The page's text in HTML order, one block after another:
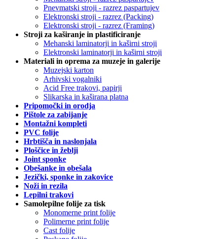
Pnevmatski stroji - razrez paspartujev
Elektronski stroji - razrez (Packing)
Elektronski stroji - razrez (Framing)
Stroji za kaširanje in plastificiranje
Mehanski laminatorji in kaširni stroji
Elektronski laminatorji in kaširni stroji
Materiali in oprema za muzeje in galerije
Muzejski karton
Arhivski vogalniki
Acid Free trakovi, papirji
Slikarska in kaširana platna
Pripomočki in orodja
Pištole za zabijanje
Montažni kompleti
PVC folije
Hrbtišča in naslonjala
Ploščice in žeblji
Joint sponke
Obešanke in obešala
Jezički, sponke in zakovice
Noži in rezila
Lepilni trakovi
Samolepilne folije za tisk
Monomerne print folije
Polimerne print folije
Cast folije